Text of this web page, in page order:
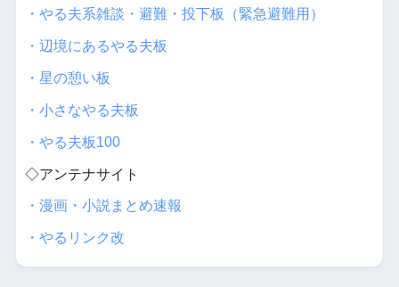
・やる夫系雑談・避難・投下板（緊急避難用）
・辺境にあるやる夫板
・星の憩い板
・小さなやる夫板
・やる夫板100
◇アンテナサイト
・漫画・小説まとめ速報
・やるリンク改